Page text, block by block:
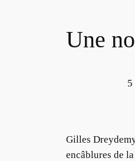
Une
5
Gilles
encâblures de